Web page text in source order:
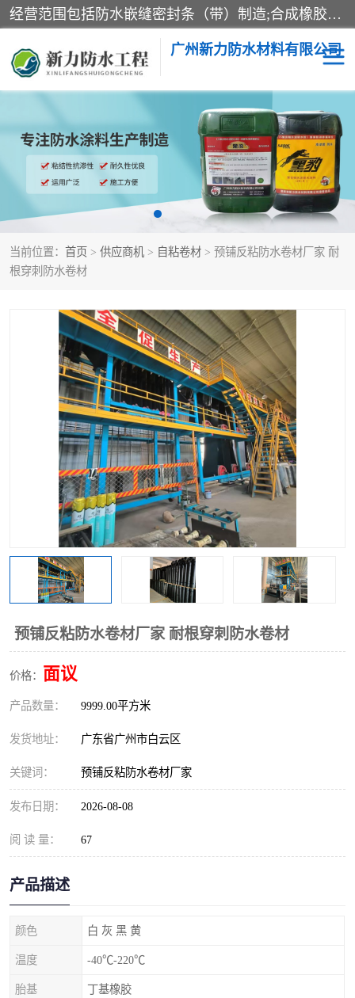
经营范围包括防水嵌缝密封条（带）制造;合成橡胶制造（监控化学品、危险化学品除外）;沥青混合物制造;防水胶粘带制造;其他合成材料制造（监控化学品、危险化学品除外）;涂料制造（监控化学品、危险化学品除外）;建筑结构防水补漏;防水建筑材料制造;粘合剂制造（监控化学品、危险化学品除外）;涂料零售;广州新力防水材料有限公司具有1处分支机构。
广州新力防水材料有限公司
当前位置： 首页 > 供应商机 > 自粘卷材 > 预铺反粘防水卷材厂家 耐
根穿刺防水卷材
预铺反粘防水卷材厂家 耐根穿刺防水卷材
价格： 面议
产品数量： 9999.00平方米
发货地址： 广东省广州市白云区
关键词： 预铺反粘防水卷材厂家
发布日期： 2026-08-08
阅 读 量： 67
产品描述
颜色 白 灰 黑 黄
温度 -40℃-220℃
胎基 丁基橡胶
黑豹防水胶 建筑108胶水
乳化沥青防水涂料 自粘卷材
非固化橡胶防水涂料